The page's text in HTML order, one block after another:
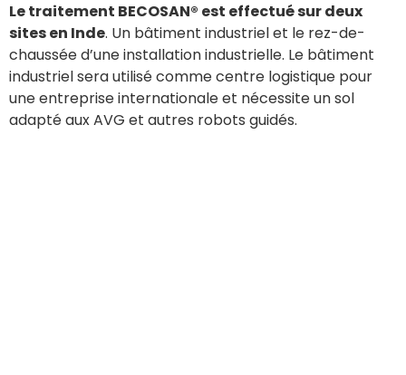
Le traitement BECOSAN® est effectué sur deux
sites en Inde. Un bâtiment industriel et le rez-de-
chaussée d’une installation industrielle. Le bâtiment
industriel sera utilisé comme centre logistique pour
une entreprise internationale et nécessite un sol
adapté aux AVG et autres robots guidés.